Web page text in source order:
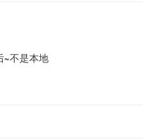
~不是本地